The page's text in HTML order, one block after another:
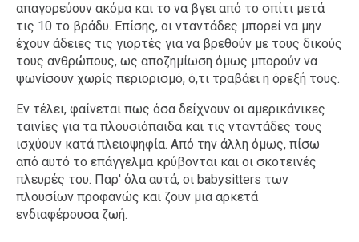
απαγορεύουν ακόμα και το να βγει από το σπίτι μετά
τις 10 το βράδυ. Επίσης, οι νταντάδες μπορεί να μην
έχουν άδειες τις γιορτές για να βρεθούν με τους δικούς
τους ανθρώπους, ως αποζημίωση όμως μπορούν να
ψωνίσουν χωρίς περιορισμό, ό,τι τραβάει η όρεξή τους.
Εν τέλει, φαίνεται πως όσα δείχνουν οι αμερικάνικες
ταινίες για τα πλουσιόπαιδα και τις νταντάδες τους
ισχύουν κατά πλειοψηφία. Από την άλλη όμως, πίσω
από αυτό το επάγγελμα κρύβονται και οι σκοτεινές
πλευρές του. Παρ' όλα αυτά, οι babysitters των
πλουσίων προφανώς και ζουν μια αρκετά
ενδιαφέρουσα ζωή.